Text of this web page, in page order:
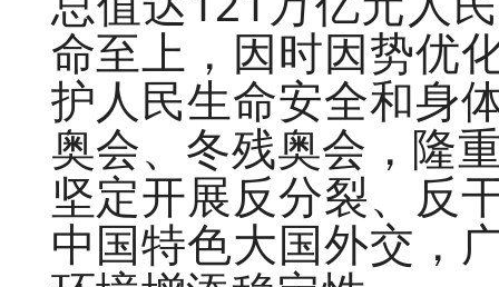
命至上，因时因势优
护人民生命安全和身
奥会、冬残奥会，隆
坚定开展反分裂、反
中国特色大国外交，